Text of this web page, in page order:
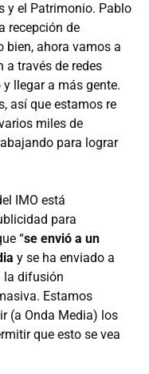
y el Patrimonio. Pablo
recepción de
bien, ahora vamos a
a través de redes
llegar a más gente.
así que estamos re
miles de
para lograr
IMO está
para
“se envió a un
y se ha enviado a
la difusión
Estamos
(a Onda Media) los
que esto se vea